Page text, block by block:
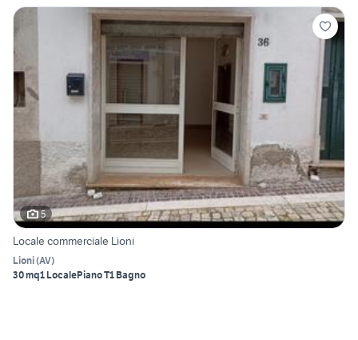
5
Locale commerciale Lioni
Lioni(AV)
30 mq1 LocalePiano T1 Bagno